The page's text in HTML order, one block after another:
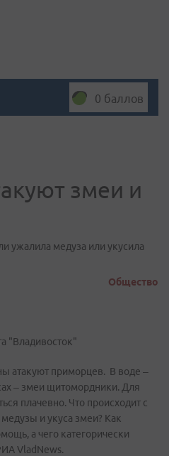
0 баллов
змеи и
ужалила медуза или укусила
Общество
"Владивосток"
атакуют приморцев. В воде –
– змеи щитомордники. Для
плачевно. Что происходит с
и укуса змеи? Как
а чего категорически
VladNews.